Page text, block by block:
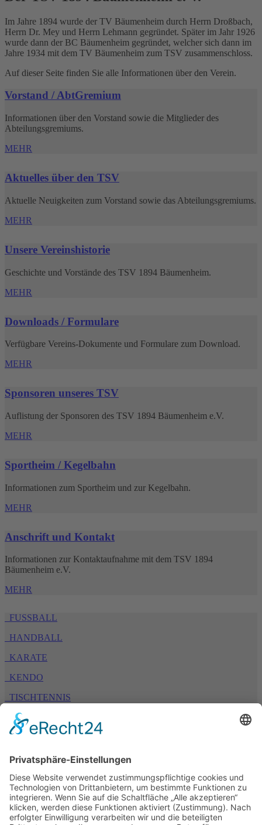
Im Jahre 1894 wurde der TV Bäumenheim durch Herrn Droßbach,
Herrn Dr. Mey und Herrn Lehmann gegründet. Später im Jahr 1926
wurde dann der BC Bäumenheim gegründet, welcher sich dann im
Jahre 1934 mit dem TV Bäumenheim zum TSV zusammenschloss.
Auf dieser Seite finden Sie alle Informationen über den Verein.
Vorstand / AbtGremium
Informationen über den Vorstand sowie die Mitglieder des
Abteilungs­gremiums.
MEHR
Aktuelles über den TSV
Aktuelle Neuigkeiten zum Vorstand sowie das Abteilungsgremiums.
MEHR
Unsere Vereinshistorie
Geschichte und Vorstände des TSV 1894 Bäumenheim.
MEHR
Downloads / Formulare
Verfügbare Vereins-Dokumente und Formulare zum Download.
MEHR
Sponsoren unseres TSV
Auflistung der Sponsoren des TSV 1894 Bäumenheim e.V.
MEHR
Sportheim / Kegelbahn
Informationen zum Sportheim und zur Kegelbahn.
MEHR
Anschrift und Kontakt
Informationen zur Kontaktaufnahme mit dem TSV 1894
Bäumenheim e.V.
MEHR
FUSSBALL
HANDBALL
KARATE
KENDO
TISCHTENNIS
TURNEN
TSV 1894 Bäumenheim e. V.